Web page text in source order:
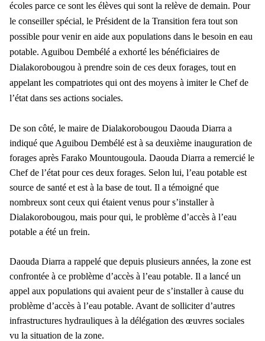
écoles parce ce sont les élèves qui sont la relève de demain. Pour
le conseiller spécial, le Président de la Transition fera tout son
possible pour venir en aide aux populations dans le besoin en eau
potable. Aguibou Dembélé a exhorté les bénéficiaires de
Dialakorobougou à prendre soin de ces deux forages, tout en
appelant les compatriotes qui ont des moyens à imiter le Chef de
l’état dans ses actions sociales.
De son côté, le maire de Dialakorobougou Daouda Diarra a
indiqué que Aguibou Dembélé est à sa deuxième inauguration de
forages après Farako Mountougoula. Daouda Diarra a remercié le
Chef de l’état pour ces deux forages. Selon lui, l’eau potable est
source de santé et est à la base de tout. Il a témoigné que
nombreux sont ceux qui étaient venus pour s’installer à
Dialakorobougou, mais pour qui, le problème d’accès à l’eau
potable a été un frein.
Daouda Diarra a rappelé que depuis plusieurs années, la zone est
confrontée à ce problème d’accès à l’eau potable. Il a lancé un
appel aux populations qui avaient peur de s’installer à cause du
problème d’accès à l’eau potable. Avant de solliciter d’autres
infrastructures hydrauliques à la délégation des œuvres sociales
vu la situation de la zone.